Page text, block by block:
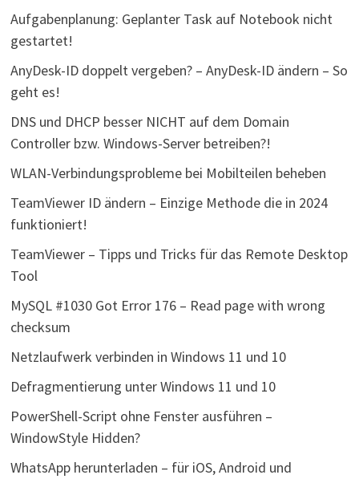
Aufgabenplanung: Geplanter Task auf Notebook nicht
gestartet!
AnyDesk-ID doppelt vergeben? – AnyDesk-ID ändern – So
geht es!
DNS und DHCP besser NICHT auf dem Domain
Controller bzw. Windows-Server betreiben?!
WLAN-Verbindungsprobleme bei Mobilteilen beheben
TeamViewer ID ändern – Einzige Methode die in 2024
funktioniert!
TeamViewer – Tipps und Tricks für das Remote Desktop
Tool
MySQL #1030 Got Error 176 – Read page with wrong
checksum
Netzlaufwerk verbinden in Windows 11 und 10
Defragmentierung unter Windows 11 und 10
PowerShell-Script ohne Fenster ausführen –
WindowStyle Hidden?
WhatsApp herunterladen – für iOS, Android und